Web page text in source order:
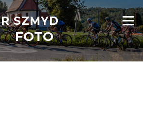
SZMYD Menu
FOTO